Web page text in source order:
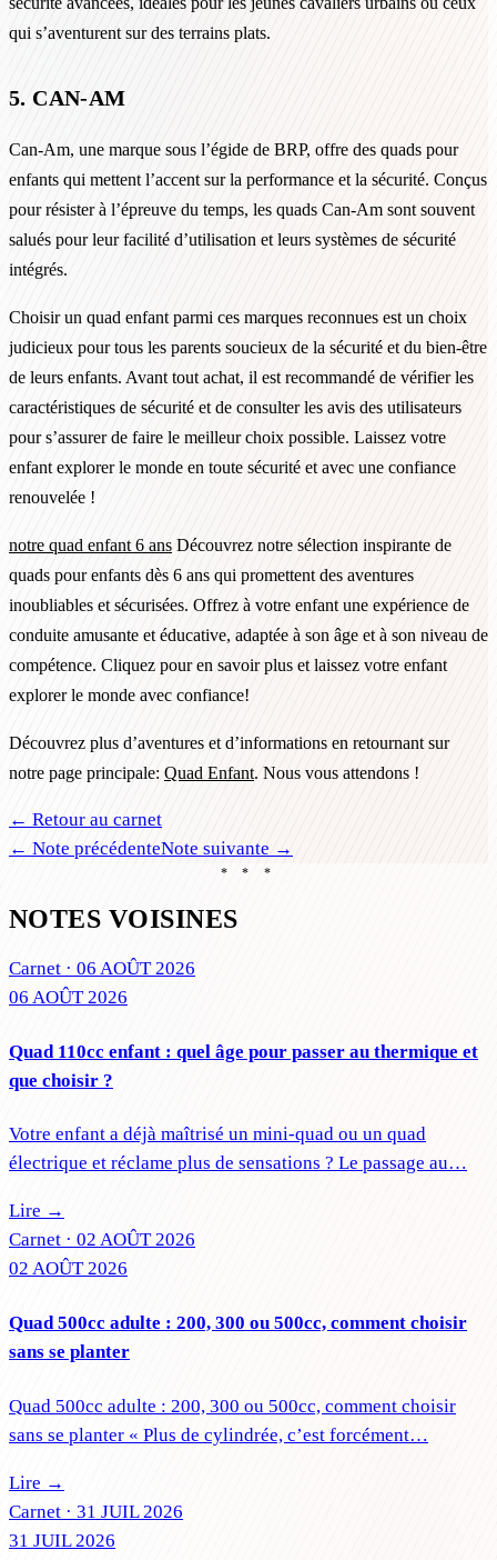
qui s’aventurent sur des terrains plats.
5. CAN-AM
Can-Am, une marque sous l’égide de BRP, offre des quads pour
enfants qui mettent l’accent sur la performance et la sécurité. Conçus
pour résister à l’épreuve du temps, les quads Can-Am sont souvent
salués pour leur facilité d’utilisation et leurs systèmes de sécurité
intégrés.
Choisir un quad enfant parmi ces marques reconnues est un choix
judicieux pour tous les parents soucieux de la sécurité et du bien-être
de leurs enfants. Avant tout achat, il est recommandé de vérifier les
caractéristiques de sécurité et de consulter les avis des utilisateurs
pour s’assurer de faire le meilleur choix possible. Laissez votre
enfant explorer le monde en toute sécurité et avec une confiance
renouvelée !
notre quad enfant 6 ans Découvrez notre sélection inspirante de
quads pour enfants dès 6 ans qui promettent des aventures
inoubliables et sécurisées. Offrez à votre enfant une expérience de
conduite amusante et éducative, adaptée à son âge et à son niveau de
compétence. Cliquez pour en savoir plus et laissez votre enfant
explorer le monde avec confiance!
Découvrez plus d’aventures et d’informations en retournant sur
notre page principale: Quad Enfant. Nous vous attendons !
← Retour au carnet
← Note précédenteNote suivante →
* * *
NOTES VOISINES
Carnet · 06 AOÛT 2026
06 AOÛT 2026
Quad 110cc enfant : quel âge pour passer au thermique et
que choisir ?
Votre enfant a déjà maîtrisé un mini-quad ou un quad
électrique et réclame plus de sensations ? Le passage au…
Lire →
Carnet · 02 AOÛT 2026
02 AOÛT 2026
Quad 500cc adulte : 200, 300 ou 500cc, comment choisir
sans se planter
Quad 500cc adulte : 200, 300 ou 500cc, comment choisir
sans se planter « Plus de cylindrée, c’est forcément…
Lire →
Carnet · 31 JUIL 2026
31 JUIL 2026